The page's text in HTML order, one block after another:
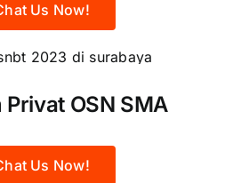
Us Now!
OSN SMA
Us Now!